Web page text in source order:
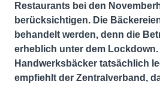
Restaurants bei den
berücksichtigen. Die
behandelt werden, denn die
erheblich unter dem
Handwerksbäcker tatsächlich
empfiehlt der Zentralverband,